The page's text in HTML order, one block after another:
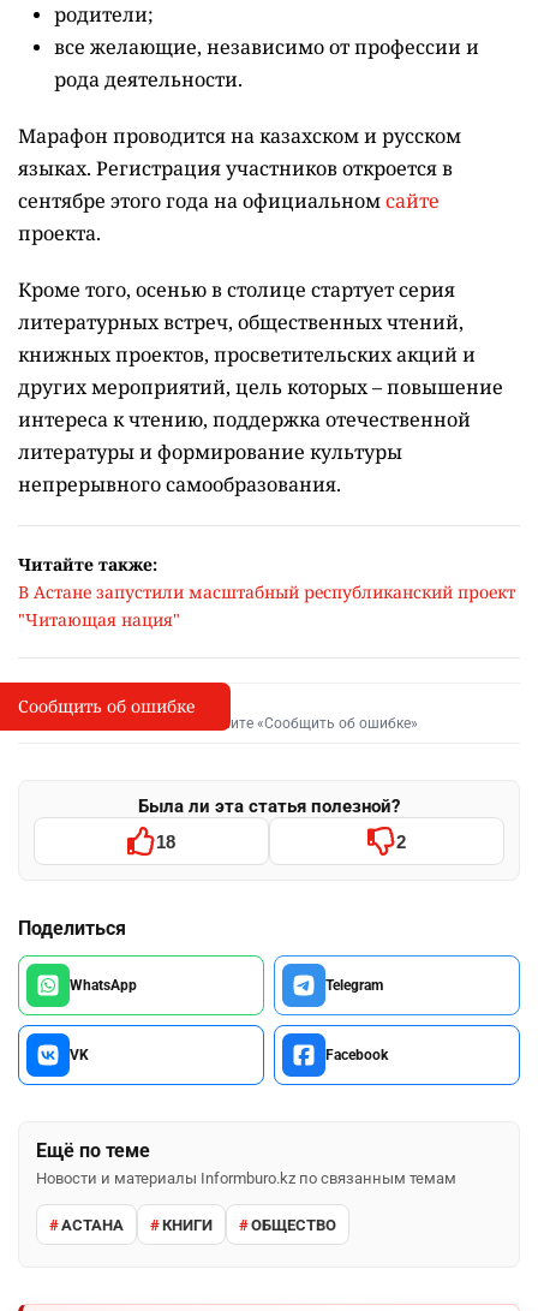
родители;
все желающие, независимо от профессии и
рода деятельности.
Марафон проводится на казахском и русском
языках. Регистрация участников откроется в
сентябре этого года на официальномсайте
проекта.
Кроме того, осенью в столице стартует серия
литературных встреч, общественных чтений,
книжных проектов, просветительских акций и
других мероприятий, цель которых –повышение
интереса к чтению, поддержка отечественной
литературы и формирование культуры
непрерывного самообразования.
Читайте также:
В Астане запустили масштабный республиканский проект
"Читающая нация"
I
Сообщить об опечатке
Выделите фрагмент и нажмите «Сообщить об ошибке»
Была ли эта статья полезной?
18 2
Поделиться
WhatsApp Telegram
VK Facebook
Ещё по теме
Новости и материалы Informburo.kz по связанным темам
АСТАНА КНИГИ ОБЩЕСТВО
Сообщить об ошибке